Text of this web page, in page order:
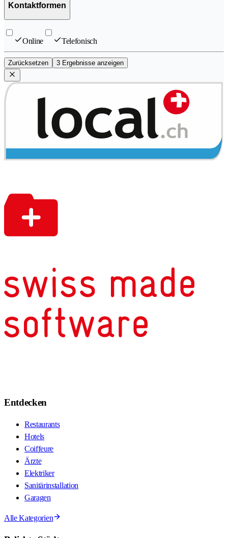
Kontaktformen
Online Telefonisch
Zurücksetzen 3 Ergebnisse anzeigen
Entdecken
Restaurants
Hotels
Coiffeure
Ärzte
Elektriker
Sanitärinstallation
Garagen
Alle Kategorien